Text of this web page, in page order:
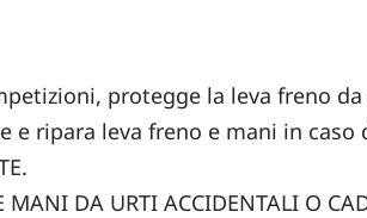
protegge la leva freno
e ripara leva freno e mani in caso
MANI DA URTI ACCIDENTALI O